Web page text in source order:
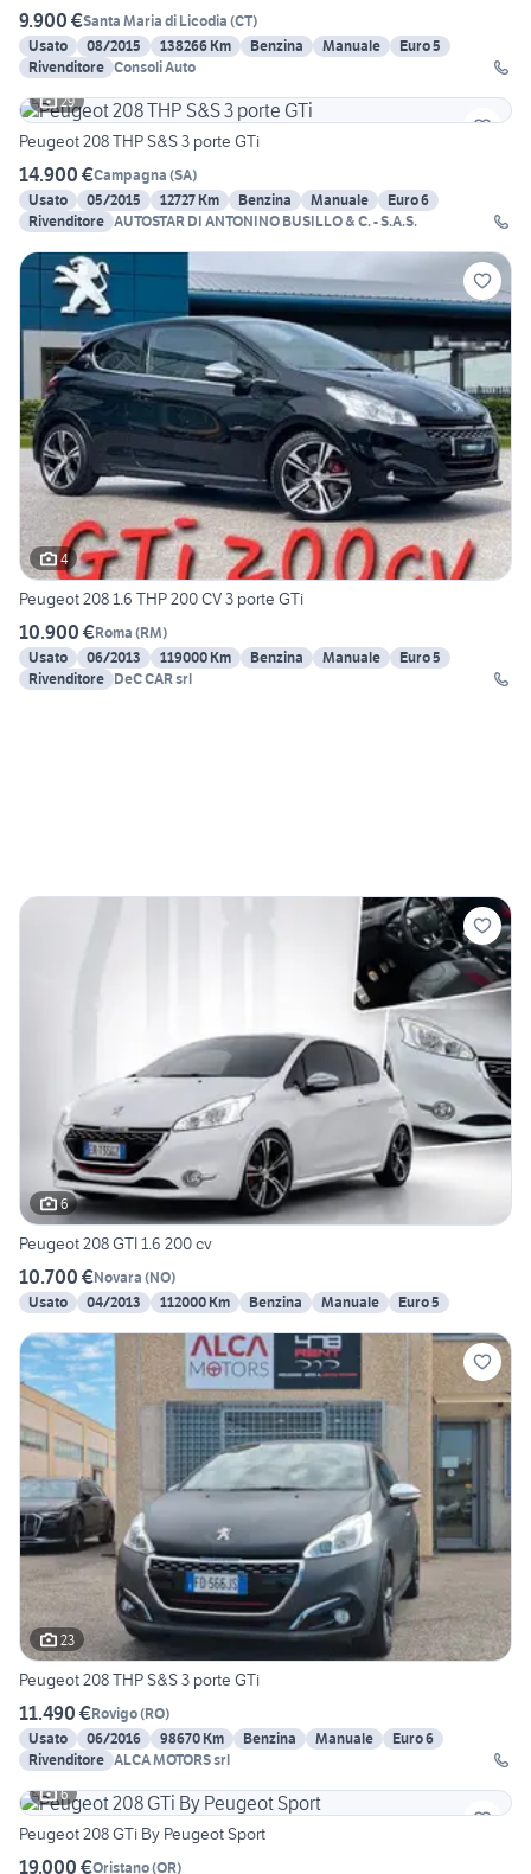
9.900 €Santa Maria di Licodia (CT)
Usato
08/2015 138266 Km Benzina Manuale
Euro 5
Rivenditore Consoli Auto
29
Peugeot 208 THP S&S 3 porte GTi
14.900 €Campagna (SA)
Usato
05/2015 12727 Km Benzina Manuale
Euro 6
Rivenditore AUTOSTAR DI ANTONINO BUSILLO & C. - S.A.S.
4
Peugeot 208 1.6 THP 200 CV 3 porte GTi
10.900 €Roma (RM)
Usato
06/2013 119000 Km Benzina Manuale
Euro 5
Rivenditore DeC CAR srl
6
Peugeot 208 GTI 1.6 200 cv
10.700 €Novara (NO)
Usato
04/2013 112000 Km Benzina Manuale Euro 5
23
Peugeot 208 THP S&S 3 porte GTi
11.490 €Rovigo(RO)
Usato
06/2016 98670 Km Benzina Manuale
Euro 6
Rivenditore ALCA MOTORS srl
6
Peugeot 208 GTi By Peugeot Sport
19.000 €Oristano(OR)